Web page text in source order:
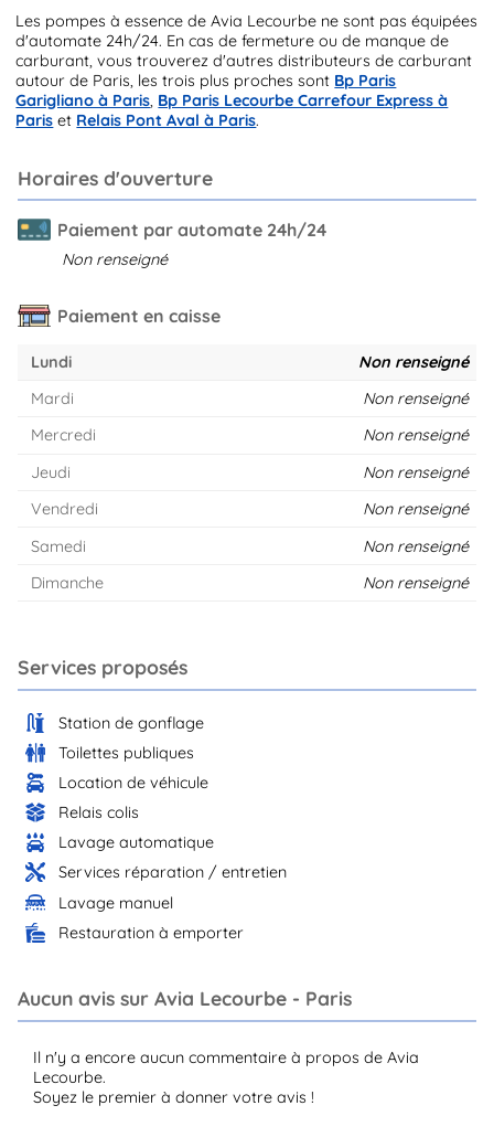
Les pompes à essence de Avia Lecourbe ne sont pas équipées
d'automate 24h/24. En cas de fermeture ou de manque de
carburant, vous trouverez d'autres distributeurs de carburant
autour de Paris, les trois plus proches sont Bp Paris
Garigliano à Paris Bp Paris Lecourbe Carrefour Express à
Paris et Relais Pont Aval à Paris.
Horaires d'ouverture
Paiement par automate 24h/24
Non renseigné
Paiement en caisse
Lundi
Non renseigné
Mardi
Non renseigné
Mercredi
Non renseigné
Jeudi
Non renseigné
Vendredi
Non renseigné
Samedi
Non renseigné
Dimanche
Non renseigné
Services proposés
Station de gonflage
Toilettes publiques
Location de véhicule
Relais colis
Lavage automatique
Services réparation / entretien
Lavage manuel
Restauration à emporter
Aucun avis sur Avia Lecourbe - Paris
Il n'y a encore aucun commentaire à propos de Avia
Lecourbe.
Soyez le premier à donner votre avis !